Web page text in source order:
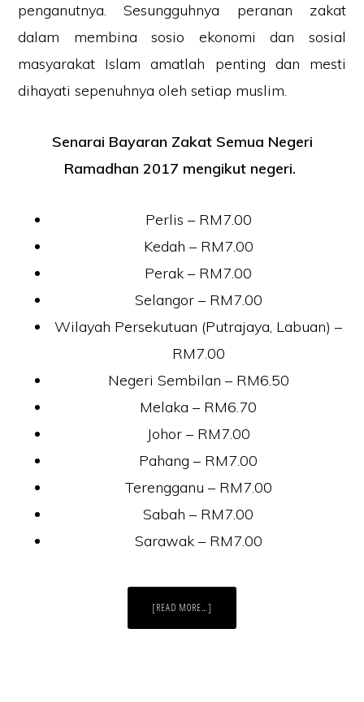
penganutnya. Sesungguhnya peranan zakat
dalam membina sosio ekonomi dan sosial
masyarakat Islam amatlah penting dan mesti
dihayati sepenuhnya oleh setiap muslim.
Senarai Bayaran Zakat Semua Negeri
Ramadhan 2017 mengikut negeri.
Perlis – RM7.00
Kedah – RM7.00
Perak – RM7.00
Selangor – RM7.00
Wilayah Persekutuan (Putrajaya, Labuan) –
RM7.00
Negeri Sembilan – RM6.50
Melaka – RM6.70
Johor – RM7.00
Pahang – RM7.00
Terengganu – RM7.00
Sabah – RM7.00
Sarawak – RM7.00
[READ MORE…]
BAYARAN